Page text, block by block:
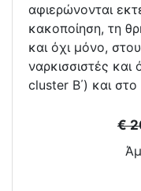
αφιερώνονται
κακοποίηση, τη
και όχι μόνο,
ναρκισσιστές
cluster B΄) και
€